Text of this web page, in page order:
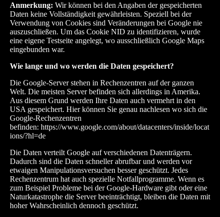
Anmerkung: Wir können bei den Angaben der gespeicherten
Daten keine Vollständigkeit gewährleisten. Speziell bei der
Verwendung von Cookies sind Veränderungen bei Google nie
auszuschließen. Um das Cookie NID zu identifizieren, wurde
eine eigene Testseite angelegt, wo ausschließlich Google Maps
eingebunden war.
Wie lange und wo werden die Daten gespeichert?
Die Google-Server stehen in Rechenzentren auf der ganzen
Welt. Die meisten Server befinden sich allerdings in Amerika.
Aus diesem Grund werden Ihre Daten auch vermehrt in den
USA gespeichert. Hier können Sie genau nachlesen wo sich die
Google-Rechenzentren
befinden: https://www.google.com/about/datacenters/inside/locat
ions/?hl=de
Die Daten verteilt Google auf verschiedenen Datenträgern.
Dadurch sind die Daten schneller abrufbar und werden vor
etwaigen Manipulationsversuchen besser geschützt. Jedes
Rechenzentrum hat auch spezielle Notfallprogramme. Wenn es
zum Beispiel Probleme bei der Google-Hardware gibt oder eine
Naturkatastrophe die Server beeinträchtigt, bleiben die Daten mit
hoher Wahrscheinlich dennoch geschützt.